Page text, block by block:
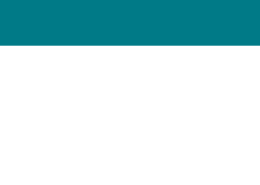
Nuevas filtraciones del Mate 90 Pro Max apuntan a potenciar las cámaras y pantalla OLED doble capa